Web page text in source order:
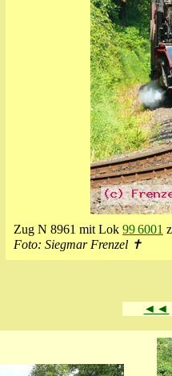
Zug N 8961 mit Lok 99 6001
Foto: Siegmar Frenzel ✝
◄◄